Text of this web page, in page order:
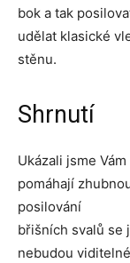
bok a tak
udělat klasické
stěnu.
Shrnutí
Ukázali jsme
pomáhají
posilování
břišních svalů se
nebudou